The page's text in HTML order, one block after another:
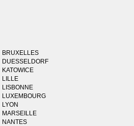
BRUXELLES
DUESSELDORF
KATOWICE
LILLE
LISBONNE
LUXEMBOURG
LYON
MARSEILLE
NANTES